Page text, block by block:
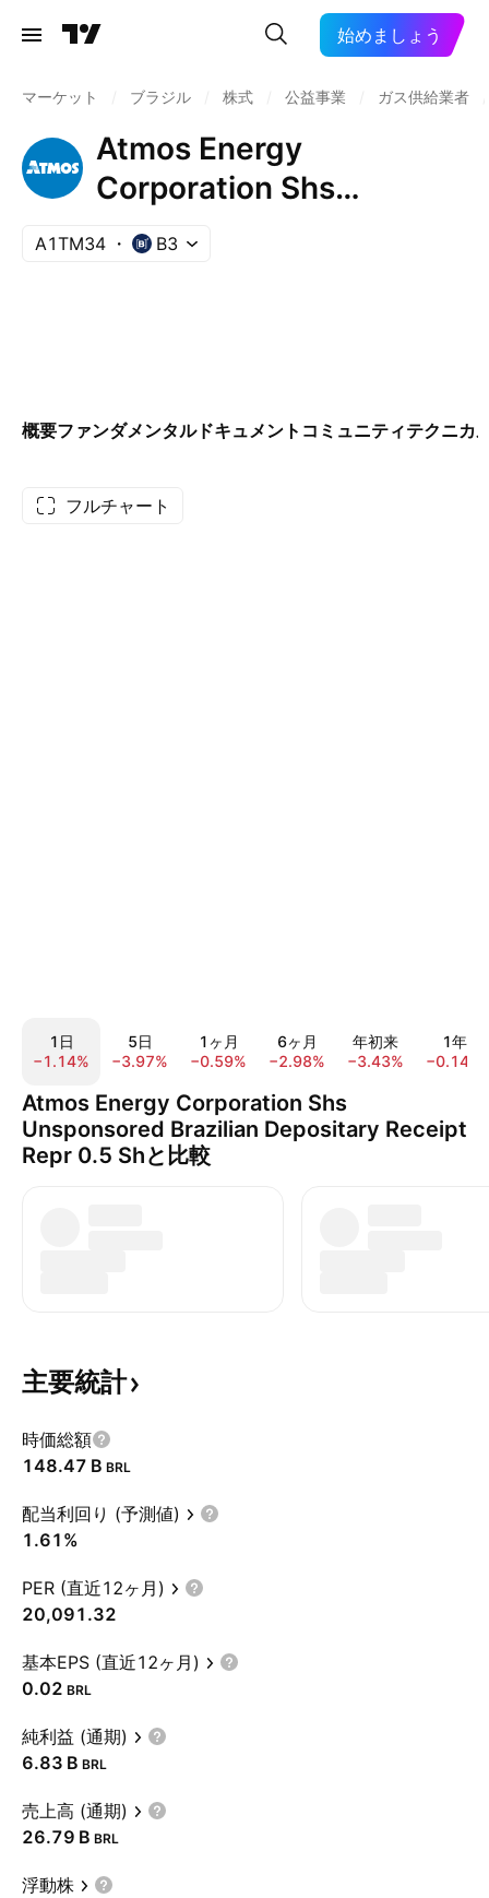
始めましょう
マーケット ブラジル 株式 公益事業 ガス供給業者
Atmos Energy
Corporation Shs
Unsponsored Brazilian
A1TM34 B3
概要ファンダメンタルドキュメント コミュニティテクニカ
フルチャート
1日
−1.14%
5日
−3.97%
1ヶ月
−0.59%
6ヶ月
−2.98%
年初来
−3.43%
1年
−0.14%
Atmos Energy Corporation Shs
Unsponsored Brazilian Depositary Receipt
Repr 0.5 Shと比較
主要統計
時価総額
‪148.47 B‬ BRL
配当利回り (予測値)
1.61%
PER (直近12ヶ月)
20,091.32
基本EPS (直近12ヶ月)
0.02 BRL
純利益 (通期)
‪6.83 B‬ BRL
売上高 (通期)
‪26.79 B‬ BRL
浮動株